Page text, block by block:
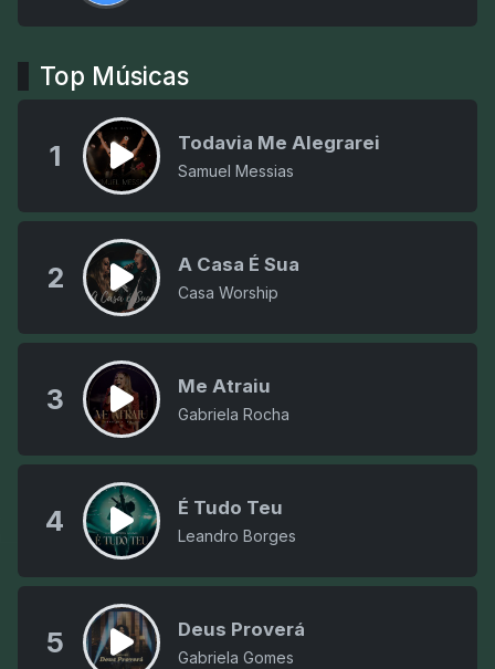
Top Músicas
1 Todavia Me Alegrarei
Samuel Messias
2 A Casa É Sua
Casa Worship
3 Me Atraiu
Gabriela Rocha
4 É Tudo Teu
Leandro Borges
5 Deus Proverá
Gabriela Gomes